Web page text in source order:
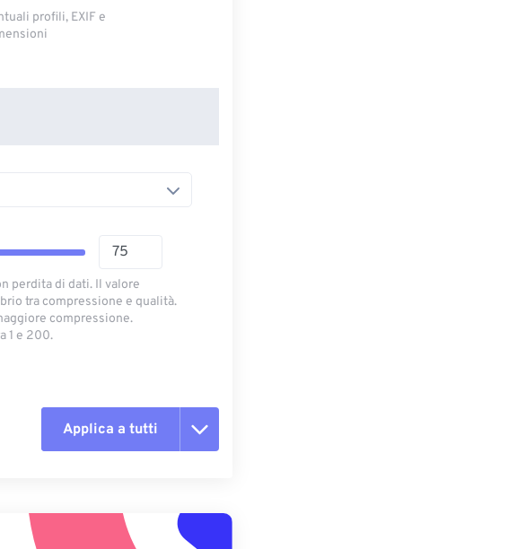
profili, EXIF ​​e
perdita di dati. Il valore
tra compressione e qualità.
compressione.
1 e 200.
Applica a tutti
Applica da preimpostazione